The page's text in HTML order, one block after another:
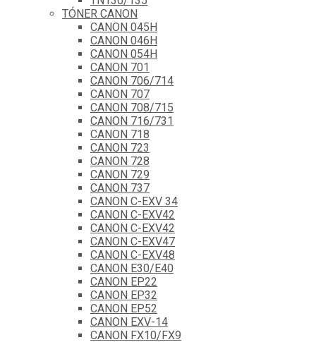
TÓNER CANON
CANON 045H
CANON 046H
CANON 054H
CANON 701
CANON 706/714
CANON 707
CANON 708/715
CANON 716/731
CANON 718
CANON 723
CANON 728
CANON 729
CANON 737
CANON C-EXV 34
CANON C-EXV42
CANON C-EXV42
CANON C-EXV47
CANON C-EXV48
CANON E30/E40
CANON EP22
CANON EP32
CANON EP52
CANON EXV-14
CANON FX10/FX9